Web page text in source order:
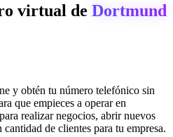
virtual de Dortmund
y obtén tu número telefónico sin
que empieces a operar en
realizar negocios, abrir nuevos
de clientes para tu empresa.